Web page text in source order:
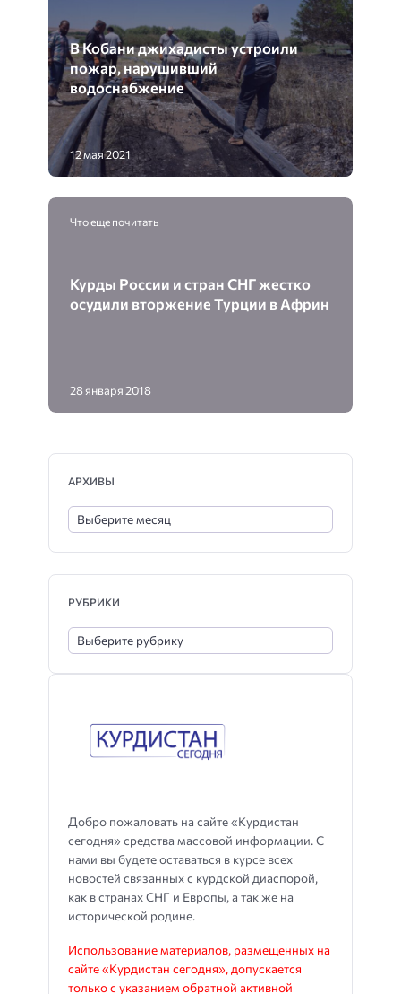
В Кобани джихадисты устроили
пожар, нарушивший
водоснабжение
12 мая 2021
Что еще почитать
Курды России и стран СНГ жестко
осудили вторжение Турции в Африн
28 января 2018
Добро пожаловать на сайте «Курдистан
сегодня» средства массовой информации. С
нами вы будете оставаться в курсе всех
новостей связанных с курдской диаспорой,
как в странах СНГ и Европы, а так же на
исторической родине.
Использование материалов, размещенных на
сайте «Курдистан сегодня», допускается
только с указанием обратной активной
АРХИВЫ
РУБРИКИ